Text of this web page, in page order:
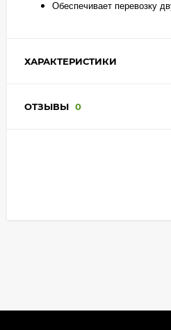
Обеспечивает перевозку
ХАРАКТЕРИСТИКИ
ОТЗЫВЫ 0